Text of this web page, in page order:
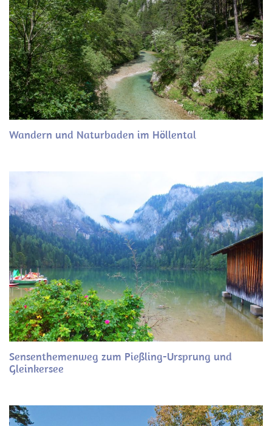
Wandern und Naturbaden im Höllental
Sensenthemenweg zum Pießling-Ursprung und
Gleinkersee